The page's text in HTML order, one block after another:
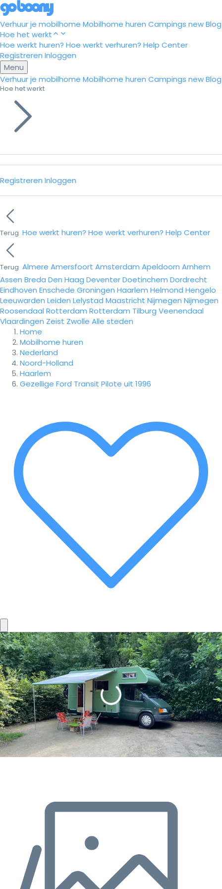
Verhuur je mobilhome Mobilhome huren Campings newBlog
Hoe het werkt
Hoe werkt huren? Hoe werkt verhuren? Help Center
Registreren Inloggen
Menu
Verhuur je mobilhome Mobilhome huren Campings newBlog
Hoe het werkt
Registreren Inloggen
Terug Hoe werkt huren? Hoe werkt verhuren? Help Center
Terug Almere Amersfoort Amsterdam Apeldoorn Arnhem
Assen Breda Den Haag DeventerDoetinchem Dordrecht
Eindhoven Enschede Groningen Haarlem Helmond Hengelo
Leeuwarden Leiden Lelystad Maastricht Nijmegen Nijmegen
Roosendaal Rotterdam Rotterdam Tilburg Veenendaal
Vlaardingen Zeist Zwolle Alle steden
Home
Mobilhome huren
Nederland
Noord-Holland
Haarlem
Gezellige Ford Transit Pilote uit 1996